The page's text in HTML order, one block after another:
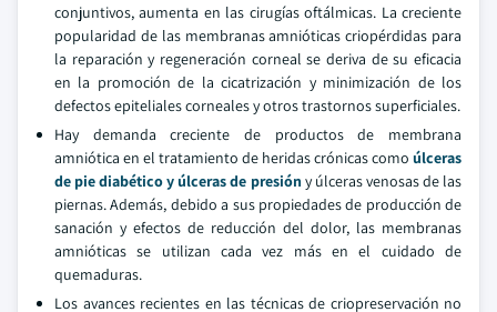
conjuntivos, aumenta en las cirugías oftálmicas. La creciente
popularidad de las membranas amnióticas criopérdidas para
la reparación y regeneración corneal se deriva de su eficacia
en la promoción de la cicatrización y minimización de los
defectos epiteliales corneales y otros trastornos superficiales.
Hay demanda creciente de productos de membrana
amniótica en el tratamiento de heridas crónicas como úlceras
de pie diabético y úlceras de presión y úlceras venosas de las
piernas. Además, debido a sus propiedades de producción de
sanación y efectos de reducción del dolor, las membranas
amnióticas se utilizan cada vez más en el cuidado de
quemaduras.
Los avances recientes en las técnicas de criopreservación no